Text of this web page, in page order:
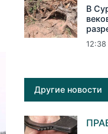
В
Другие новости